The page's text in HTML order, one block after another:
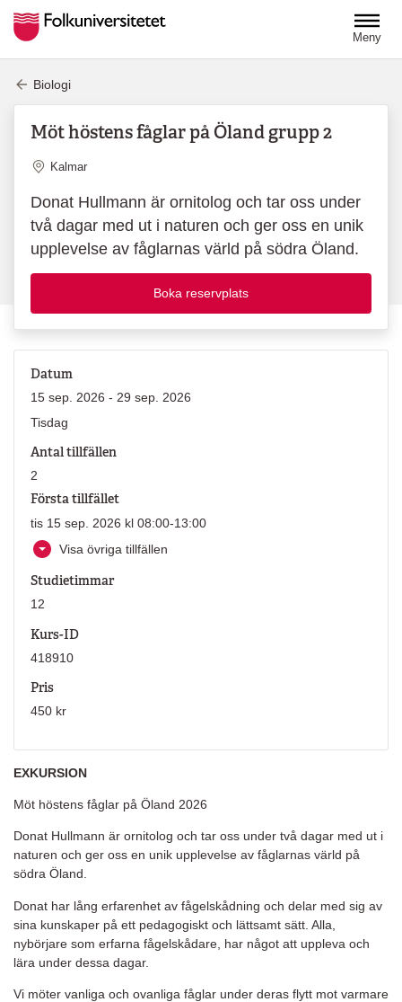
Meny
Biologi
Möt höstens fåglar på Öland grupp 2
Plats
Kalmar
Donat Hullmann är ornitolog och tar oss under
två dagar med ut i naturen och ger oss en unik
upplevelse av fåglarnas värld på södra Öland.
Boka reservplats
EXKURSION
Möt höstens fåglar på Öland 2026
Donat Hullmann är ornitolog och tar oss under två dagar med ut i
naturen och ger oss en unik upplevelse av fåglarnas värld på
södra Öland.
Donat har lång erfarenhet av fågelskådning och delar med sig av
sina kunskaper på ett pedagogiskt och lättsamt sätt. Alla,
nybörjare som erfarna fågelskådare, har något att uppleva och
lära under dessa dagar.
Vi möter vanliga och ovanliga fåglar under deras flytt mot varmare
Datum
15 sep. 2026 - 29 sep. 2026
Tisdag
Antal tillfällen
2
Första tillfället
tis 15 sep. 2026 kl 08:00-13:00
Visa övriga tillfällen
Studietimmar
12
Kurs-ID
418910
Pris
450 kr